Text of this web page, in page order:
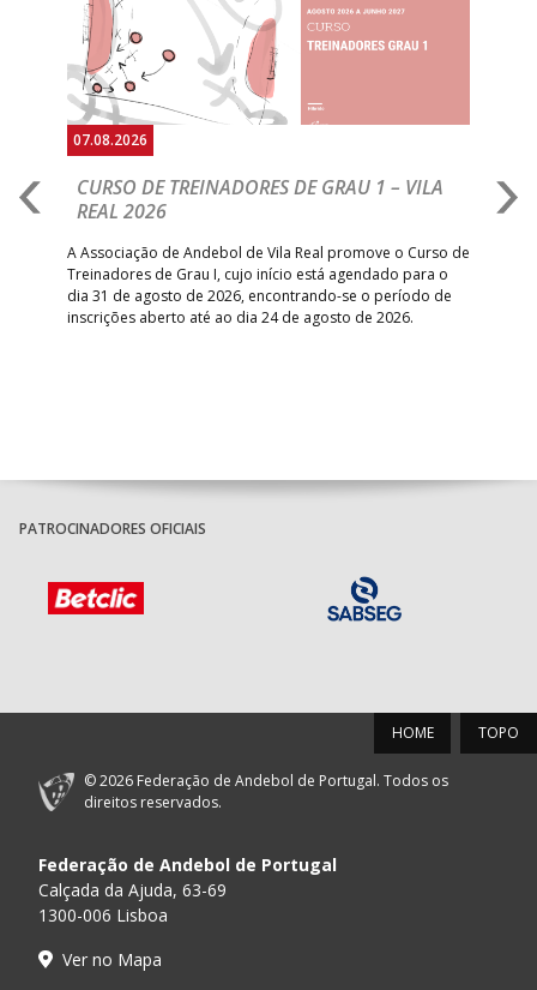
07.08.2026
CURSO DE TREINADORES DE GRAU 1 – VILA
REAL 2026
A Associação de Andebol de Vila Real promove o Curso de
Treinadores de Grau I, cujo início está agendado para o
dia 31 de agosto de 2026, encontrando-se o período de
inscrições aberto até ao dia 24 de agosto de 2026.
PATROCINADORES OFICIAIS
TOPO
HOME
© 2026 Federação de Andebol de Portugal. Todos os
direitos reservados.
Federação de Andebol de Portugal
Calçada da Ajuda, 63-69
1300-006 Lisboa
Ver no Mapa